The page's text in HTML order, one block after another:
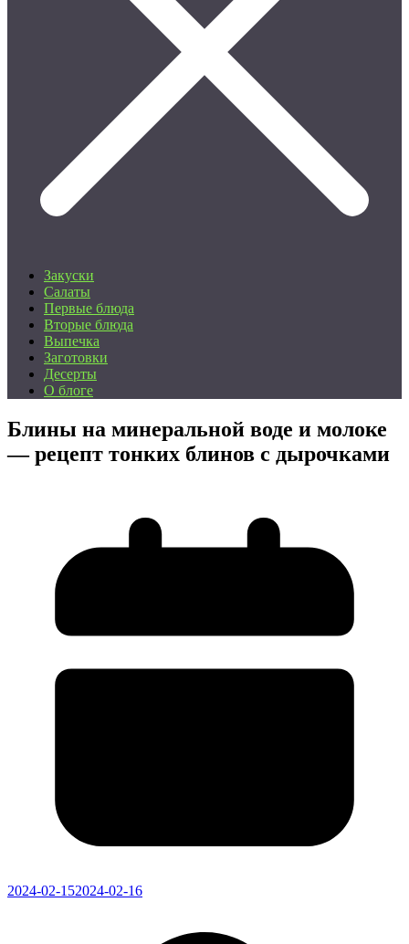
Закуски
Салаты
Первые блюда
Вторые блюда
Выпечка
Заготовки
Десерты
О блоге
Блины на минеральной воде и молоке
— рецепт тонких блинов с дырочками
2024-02-152024-02-16